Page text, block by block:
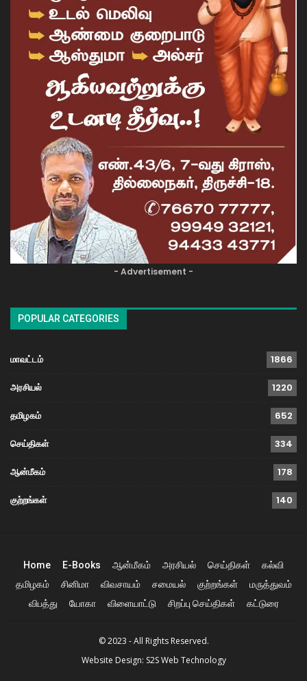
- Advertisement -
POPULAR CATEGORIES
மாவட்டம் 1866
அரசியல் 1220
தமிழகம் 652
செய்திகள் 334
ஆன்மீகம் 178
குற்றங்கள் 140
Home E-Books ஆன்மீகம் அரசியல் செய்திகள்
கல்வி
தமிழகம்
சினிமா விவசாயம் சமையல் குற்றங்கள்
மருத்துவம்
விபத்து
யோகா விளையாட்டு சிறப்பு செய்திகள் கட்டுரை
© 2023 - All Rights Reserved.
Website Design: S2S Web Technology